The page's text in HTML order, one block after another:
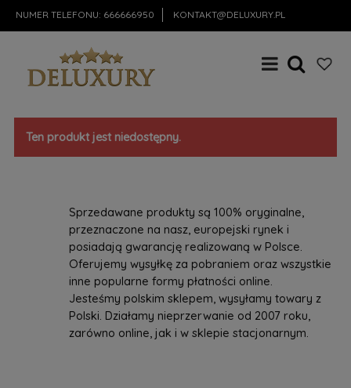
NUMER TELEFONU: 666666950 KONTAKT@DELUXURY.PL
Ten produkt jest niedostępny.
Sprzedawane produkty są 100% oryginalne,
przeznaczone na nasz, europejski rynek i
posiadają gwarancję realizowaną w Polsce.
Oferujemy wysyłkę za pobraniem oraz wszystkie
inne popularne formy płatności online.
Jesteśmy polskim sklepem, wysyłamy towary z
Polski. Działamy nieprzerwanie od 2007 roku,
zarówno online, jak i w sklepie stacjonarnym.